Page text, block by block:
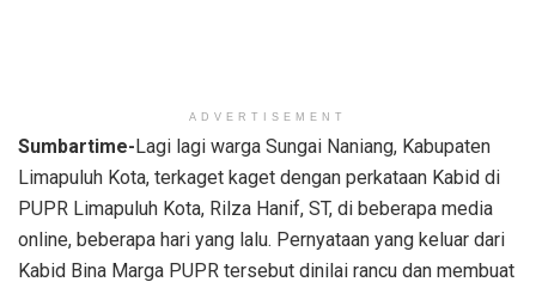
ADVERTISEMENT
Sumbartime-Lagi lagi warga Sungai Naniang, Kabupaten
Limapuluh Kota, terkaget kaget dengan perkataan Kabid di
PUPR Limapuluh Kota, Rilza Hanif, ST, di beberapa media
online, beberapa hari yang lalu. Pernyataan yang keluar dari
Kabid Bina Marga PUPR tersebut dinilai rancu dan membuat